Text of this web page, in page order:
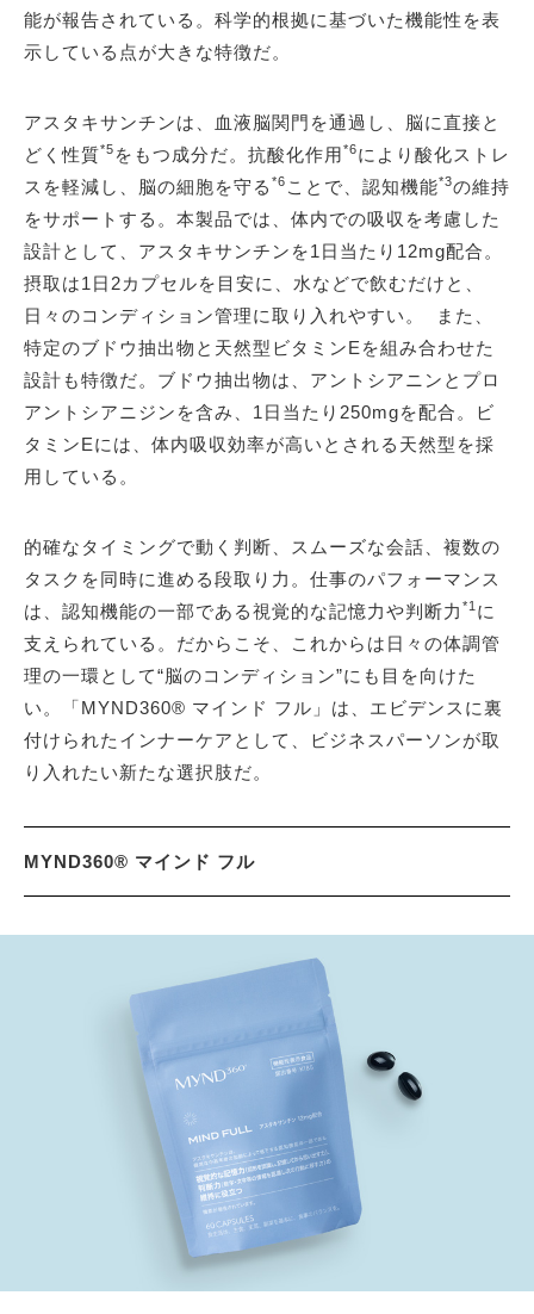
能が報告されている。科学的根拠に基づいた機能性を表
示している点が大きな特徴だ。
アスタキサンチンは、血液脳関門を通過し、脳に直接と
どく性質*5 をもつ成分だ。抗酸化作用*6により酸化ストレ
スを軽減し、脳の細胞を守る *6 ことで、認知機能*3の維持
をサポートする。本製品では、体内での吸収を考慮した
設計として、アスタキサンチンを1日当たり12mg配合。
摂取は1日2カプセルを目安に、水などで飲むだけと、
日々のコンディション管理に取り入れやすい。 また、
特定のブドウ抽出物と天然型ビタミンEを組み合わせた
設計も特徴だ。ブドウ抽出物は、アントシアニンとプロ
アントシアニジンを含み、1日当たり250mgを配合。ビ
タミンEには、体内吸収効率が高いとされる天然型を採
用している。
的確なタイミングで動く判断、スムーズな会話、複数の
タスクを同時に進める段取り力。仕事のパフォーマンス
は、認知機能の一部である視覚的な記憶力や判断力 *1に
支えられている。だからこそ、これからは日々の体調管
理の一環として“脳のコンディション”にも目を向けた
い。「MYND360® マインド フル」は、エビデンスに裏
付けられたインナーケアとして、ビジネスパーソンが取
り入れたい新たな選択肢だ。
MYND360® マインド フル